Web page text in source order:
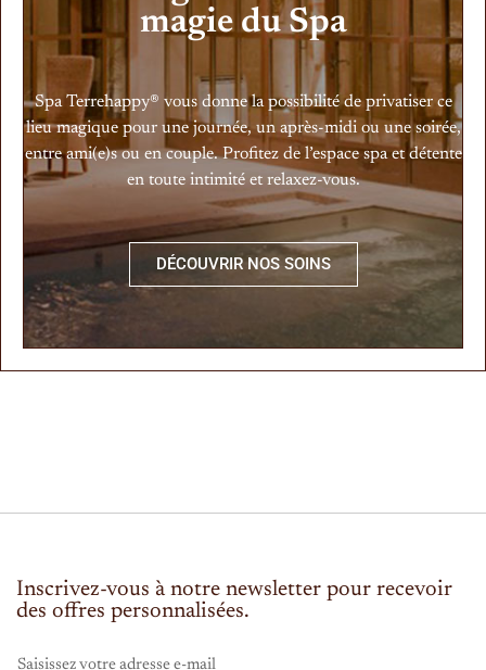
magie du Spa
Spa Terrehappy® vous donne la possibilité de privatiser ce
lieu magique pour une journée, un après-midi ou une soirée,
entre ami(e)s ou en couple. Profitez de l’espace spa et détente
en toute intimité et relaxez-vous.
DÉCOUVRIR NOS SOINS
Inscrivez-vous à notre newsletter pour recevoir
des offres personnalisées.